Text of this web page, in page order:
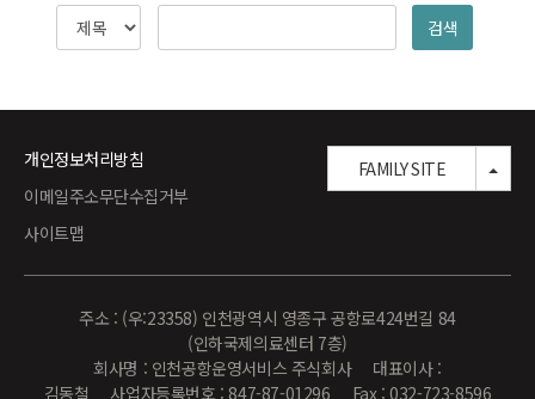
검색
개인정보처리방침
이메일주소무단수집거부
사이트맵
주소 : (우:23358) 인천광역시 영종구 공항로424번길 84
(인하국제의료센터 7층)
회사명 : 인천공항운영서비스 주식회사 대표이사 :
김동철 사업자등록번호 : 847-87-01296 Fax : 032-723-8596
FAMILY SITE